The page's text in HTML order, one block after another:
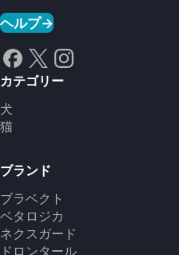
ヘルプ→
カテゴリー
犬
猫
ブランド
ブラベクト
ベタロジカ
ネクスガード
ドロンタール